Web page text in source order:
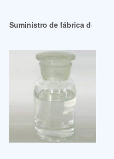
los nuevos retos
Suministro de fábrica de